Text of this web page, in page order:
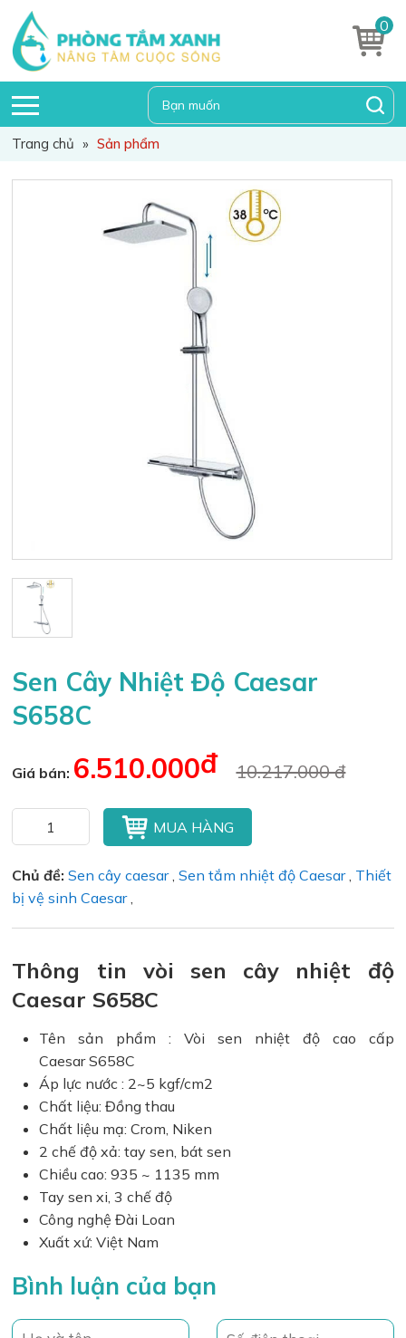
0
Trang chủ » Sản phẩm
Sen Cây Nhiệt Độ Caesar
S658C
Giá bán: 6.510.000đ 10.217.000 đ
MUA HÀNG
Chủ đề:Sen cây caesar,Sen tắm nhiệt độ Caesar, Thiết
bị vệ sinh Caesar,
Thông tin vòi sen cây nhiệt độ
Caesar S658C
Tên sản phẩm : Vòi sen nhiệt độ cao cấp
Caesar S658C
Áp lực nước : 2~5 kgf/cm2
Chất liệu: Đồng thau
Chất liệu mạ: Crom, Niken
2 chế độ xả: tay sen, bát sen
Chiều cao: 935 ~ 1135 mm
Tay sen xi, 3 chế độ
Công nghệ Đài Loan
Xuất xứ: Việt Nam
Bình luận của bạn